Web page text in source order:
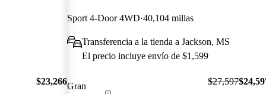
$23,266
Sport 4-Door 4WD 40,104 millas
Transferencia a la tienda a Jackson, MS
El precio incluye envío de $1,599
Gran
$27,597